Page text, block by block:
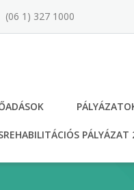
(06 1) 327 1000
PÁLYÁZAT